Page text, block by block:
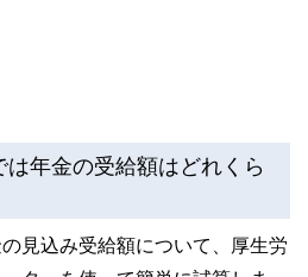
年金の受給額はどれくら
見込み受給額について、厚生労